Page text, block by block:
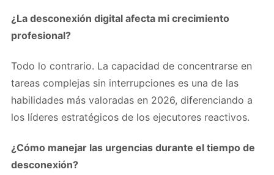
¿La desconexión digital afecta mi crecimiento
profesional?
Todo lo contrario. La capacidad de concentrarse en
tareas complejas sin interrupciones es una de las
habilidades más valoradas en 2026, diferenciando a
los líderes estratégicos de los ejecutores reactivos.
¿Cómo manejar las urgencias durante el tiempo de
desconexión?